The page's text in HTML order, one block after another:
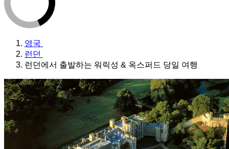
영국
런던
런던에서 출발하는 워릭성 & 옥스퍼드 당일 여행